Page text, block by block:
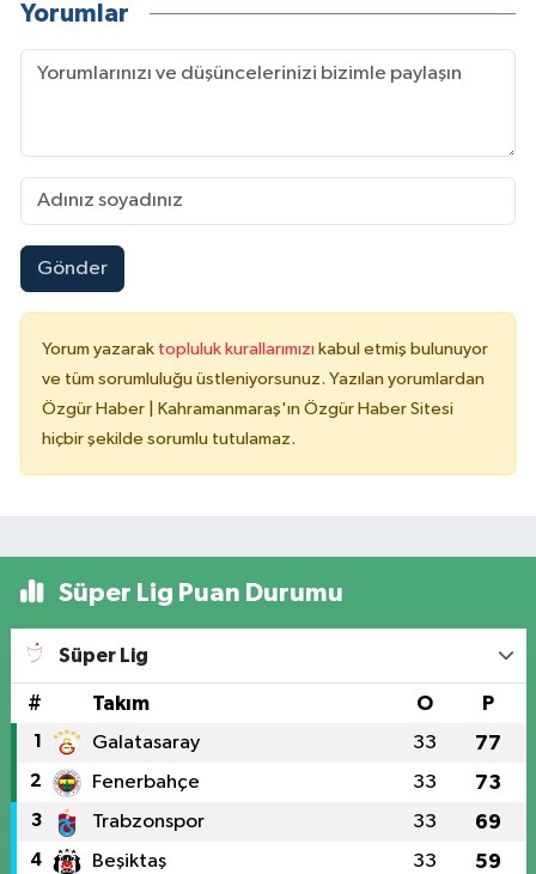
Yorumlar
Gönder
Yorum yazarak topluluk kurallarımızı kabul etmiş bulunuyor
ve tüm sorumluluğu üstleniyorsunuz. Yazılan yorumlardan
Özgür Haber | Kahramanmaraş'ın Özgür Haber Sitesi
hiçbir şekilde sorumlu tutulamaz.
Süper Lig Puan Durumu
Süper Lig
# Takım O P
1 Galatasaray 33 77
2 Fenerbahçe 33 73
3 Trabzonspor 33 69
4 Beşiktaş 33 59